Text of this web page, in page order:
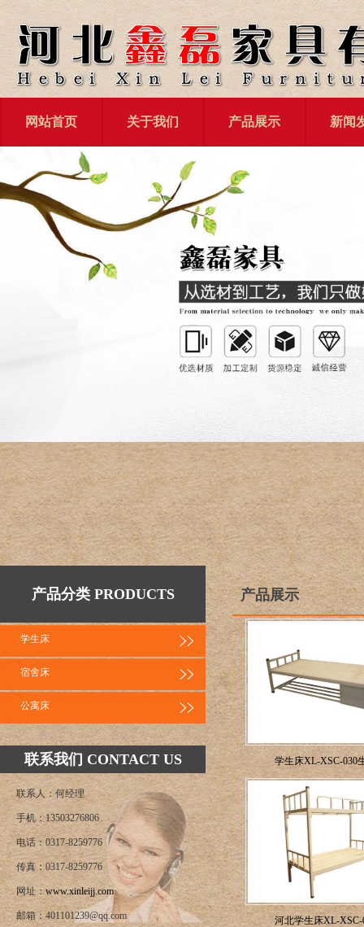
网站首页 关于我们 产品展示 新闻
产品分类 PRODUCTS
学生床
宿舍床
公寓床
联系我们 CONTACT US
联系人：何经理
手机：13503276806
电话：0317-8259776
传真：0317-8259776
网址：www.xinleijj.com
邮箱：401101239@qq.com
产品展示
学生床XL-XSC-030
河北学生床XL-XSC-